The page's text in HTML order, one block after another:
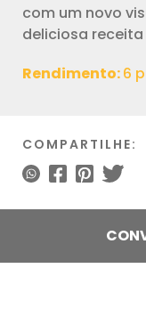
com um novo
deliciosa receita
Rendimento:6
COMPARTILHE: